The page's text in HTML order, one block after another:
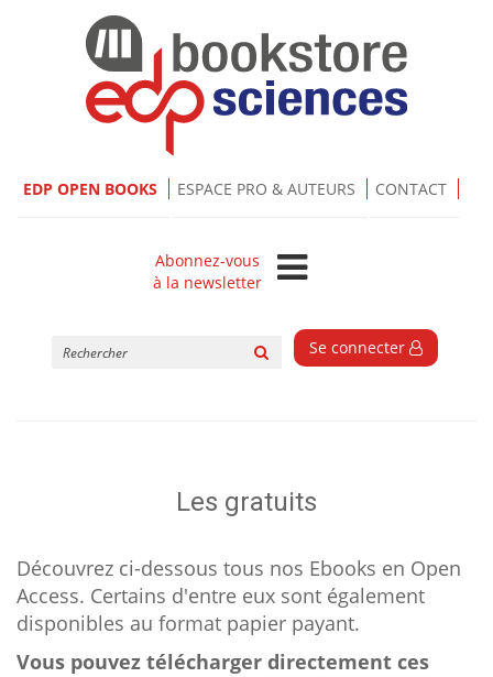
EDP OPEN BOOKS ESPACE PRO & AUTEURS CONTACT
Abonnez-vous
à la newsletter
Se connecter
Les gratuits
Découvrez ci-dessous tous nos Ebooks en Open
Access. Certains d'entre eux sont également
disponibles au format papier payant.
Vous pouvez télécharger directement ces